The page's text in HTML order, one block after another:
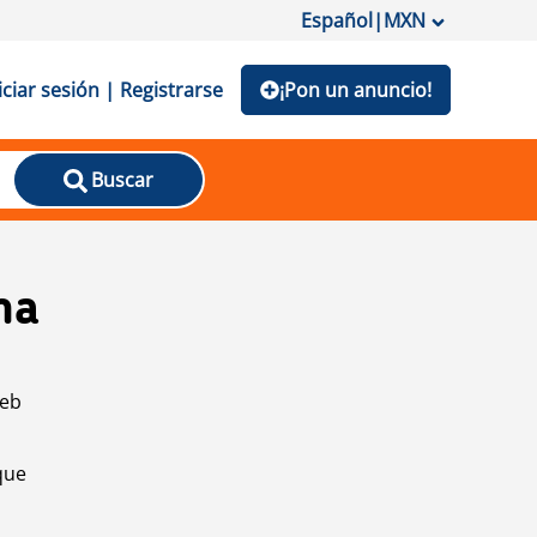
Español|MXN
sesión | Registrarse ¡Pon un anuncio!
Buscar